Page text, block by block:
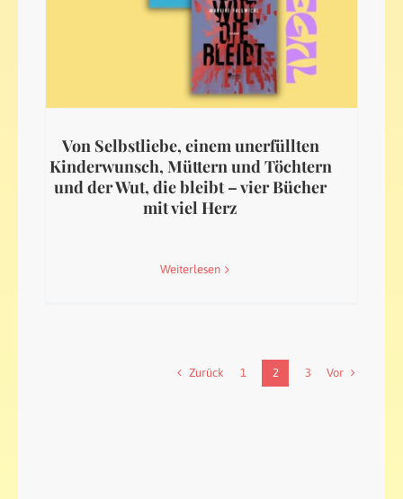
Von Selbstliebe, einem unerfüllten
Kinderwunsch, Müttern und Töchtern
und der Wut, die bleibt – vier Bücher
mit viel Herz
Weiterlesen
Zurück 1 2 3 Vor